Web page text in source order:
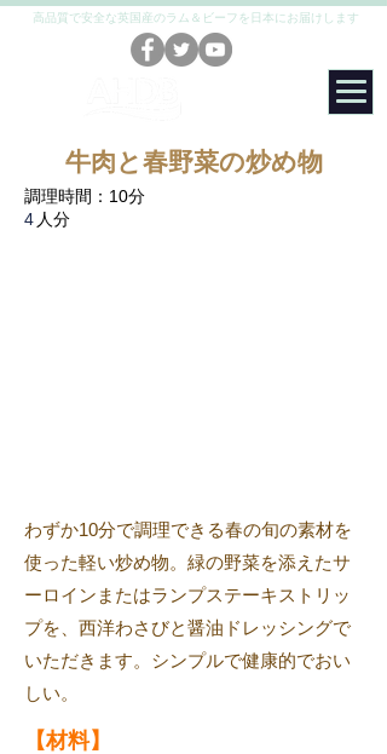
高品質で安全な英国産のラム＆ビーフを日本にお届けします
牛肉と春野菜の炒め物
調理時間：10分
4 人分
わずか10分で調理できる春の旬の素材を
使った軽い炒め物。緑の野菜を添えたサ
ーロインまたはランプステーキストリッ
プを、西洋わさびと醤油ドレッシングで
いただきます。シンプルで健康的でおい
しい。
【材料】